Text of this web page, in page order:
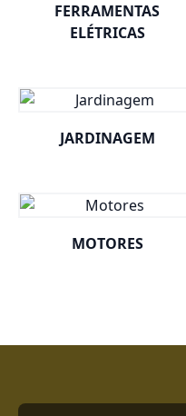
FERRAMENTAS
ELÉTRICAS
JARDINAGEM
MOTORES